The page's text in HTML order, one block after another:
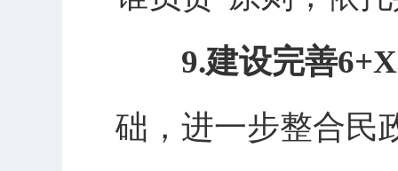
9.建设完善
础，进一步整合民